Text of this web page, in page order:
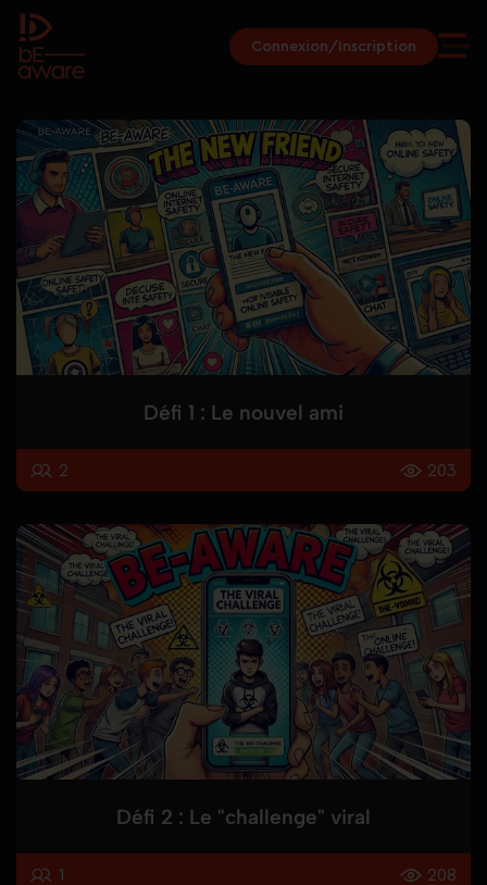
Connexion/Inscription
Défi 1 : Le nouvel ami
2 203
Défi 2 : Le "challenge" viral
1 208